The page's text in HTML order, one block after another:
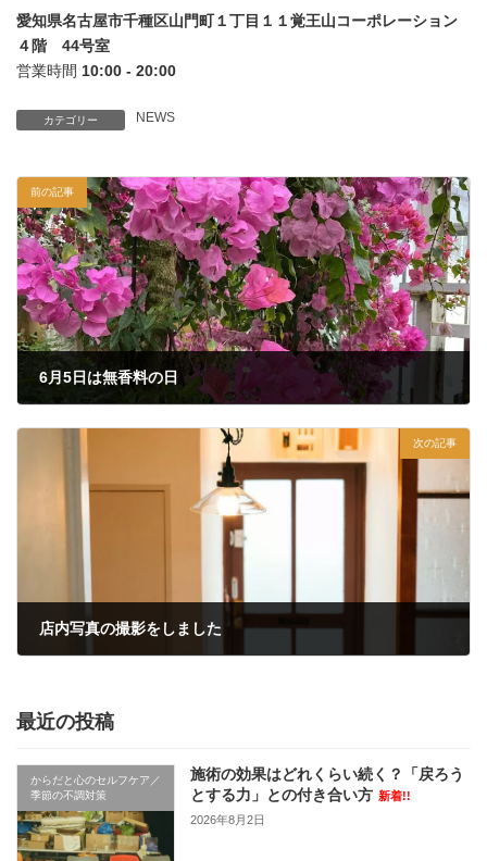
愛知県名古屋市千種区山門町１丁目１１覚王山コーポレーション
４階 44号室
営業時間 10:00 - 20:00
カテゴリー NEWS
前の記事
6月5日は無香料の日
次の記事
店内写真の撮影をしました
最近の投稿
からだと心のセルフケア／
季節の不調対策
施術の効果はどれくらい続く？「戻ろう
とする力」との付き合い方 新着!!
2026年8月2日